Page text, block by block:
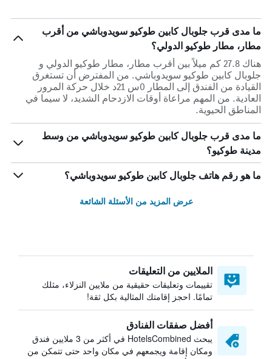
ما مدى قرب جلوبال كابين طوكيو سويدوباشي من أقرب
مطار، مطار طوكيو الدولي؟
هناك 27.8 كم ميلاً بين أقرب مطار، مطار طوكيو الدولي و
جلوبال كابين طوكيو سويدوباشي. من المفترض أن تستغرق
القيادة من الفندق إلى المطار 0س 21د خلال حركة المرور
العادية. من المهم مراعاة أوقات الازدحام الشديد، لا سيما في
المناطق الحيوية.
ما مدى قرب جلوبال كابين طوكيو سويدوباشي من وسط
مدينة طوكيو؟
ما هو رقم هاتف جلوبال كابين طوكيو سويدوباشي؟
عرض المزيد من الأسئلة الشائعة
الملايين من التعليقات
تقييمات وتعليقات حقيقية من ملايين النزلاء، مثلك
تمامًا. احجز إقامتك المثالية بكل ثقة!
أفضل صفقات الفنادق
يبحث HotelsCombined في أكثر من 3 ملايين فندق
ومكان إقامة ويجمعهم في مكان واحد حتى تتمكن من